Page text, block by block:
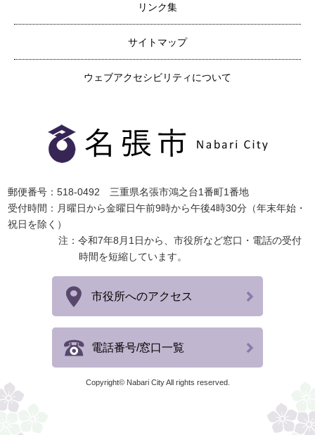
リンク集
サイトマップ
ウェブアクセシビリティについて
郵便番号：518-0492 三重県名張市鴻之台1番町1番地
受付時間：月曜日から金曜日午前9時から午後4時30分（年末年始・
祝日を除く）
注：令和7年8月1日から、市役所など窓口・電話の受付
時間を短縮しています。
市役所へのアクセス
電話番号/窓口一覧
Copyright© Nabari City All rights reserved.